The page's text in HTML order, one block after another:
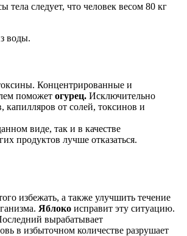
тела следует, что человек весом 80 кг
воды.
Концентрированные и
поможет огурец. Исключительно
от солей, токсинов и
виде, так и в качестве
продуктов лучше отказаться.
избежать, а также улучшить течение
Яблоко исправит эту ситуацию.
вырабатывает
в избыточном количестве разрушает